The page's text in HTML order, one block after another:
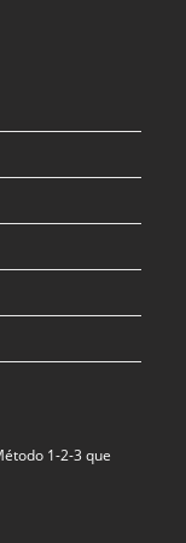
1-2-3 que